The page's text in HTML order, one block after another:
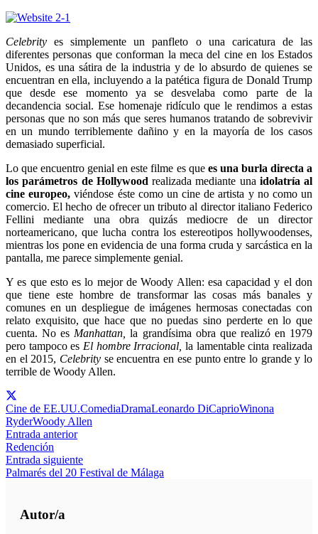
Celebrity es simplemente un panfleto o una caricatura de las
diferentes personas que conforman la meca del cine en los Estados
Unidos, es una sátira de la industria y de lo absurdo de quienes se
encuentran en ella, incluyendo a la patética figura de Donald Trump
que desde ese momento ya se desvelaba como parte de la
decandencia social. Ese homenaje ridículo que le rendimos a estas
personas que no son más que seres humanos tratando de sobrevivir
en un mundo terriblemente dañino y en la mayoría de los casos
demasiado superficial.
Lo que encuentro genial en este filme es que es una burla directa a
los parámetros de Hollywood realizada mediante una idolatría al
cine europeo, viéndose éste como un cine de artista y no como un
comercio. El hecho de ofrecer un tributo al director italiano Federico
Fellini mediante una obra quizás mediocre de un director
norteamericano, que lucha contra los estereotipos hollywoodenses,
mientras los pone en evidencia de una forma cruda y sarcástica en la
pantalla, me parece simplemente genial.
Y es que esto es lo mejor de Woody Allen: esa capacidad y el don
que tiene este hombre de transformar las cosas más banales y
comunes en un despliegue de imágenes hermosas conectadas con
relato exquisito, que hace que no puedas sino perderte en lo que
cuenta. No es Manhattan, la grandísima obra que realizó en 1979
pero tampoco es El hombre Irracional, la lamentable cinta realizada
en el 2015, Celebrity se encuentra en ese punto entre lo grande y lo
terrible de Woody Allen.
Cine de EE.UU.ComediaDramaLeonardo DiCaprioWinona
RyderWoody Allen
Entrada anterior
Redención
Entrada siguiente
Palmarés del 20 Festival de Málaga
Autor/a